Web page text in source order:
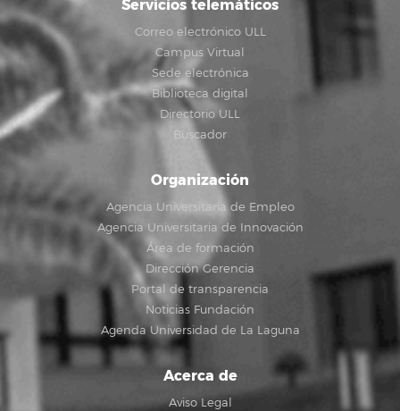
Servicios telemáticos
Correo electrónico ULL
Campus Virtual
Sede electrónica
Biblioteca digital
Directorio ULL
Buscador
Organización
Agencia Universitaria de Empleo
Agencia Universitaria de Innovación
Área de formación
Dirección Gerencia
Portal de transparencia
Noticias Fundación
Agenda Universidad de La Laguna
Acerca de
Aviso Legal